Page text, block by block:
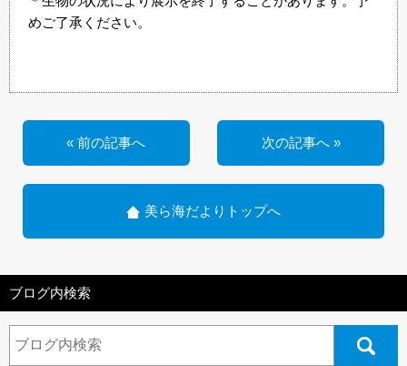
めご了承ください。
« 前の記事へ 次の記事へ »
美ら海だよりトップへ
ブログ内検索